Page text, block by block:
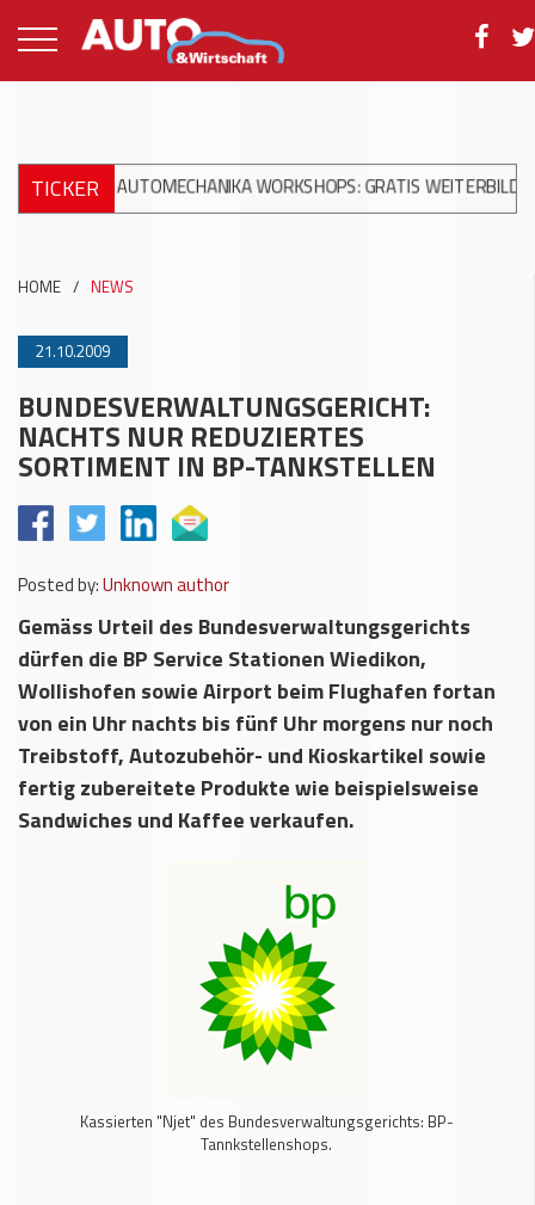
TICKER
AUTOMECHANIKA WORKSHOPS: GRATIS WEITERBILDUNG ZUR
HOME / NEWS
21.10.2009
BUNDESVERWALTUNGSGERICHT:
NACHTS NUR REDUZIERTES
SORTIMENT IN BP-TANKSTELLEN
Posted by:Unknown author
Gemäss Urteil des Bundesverwaltungsgerichts
dürfen die BP Service Stationen Wiedikon,
Wollishofen sowie Airport beim Flughafen fortan
von ein Uhr nachts bis fünf Uhr morgens nur noch
Treibstoff, Autozubehör- und Kioskartikel sowie
fertig zubereitete Produkte wie beispielsweise
Sandwiches und Kaffee verkaufen.
Kassierten "Njet" des Bundesverwaltungsgerichts: BP-
Tannkstellenshops.